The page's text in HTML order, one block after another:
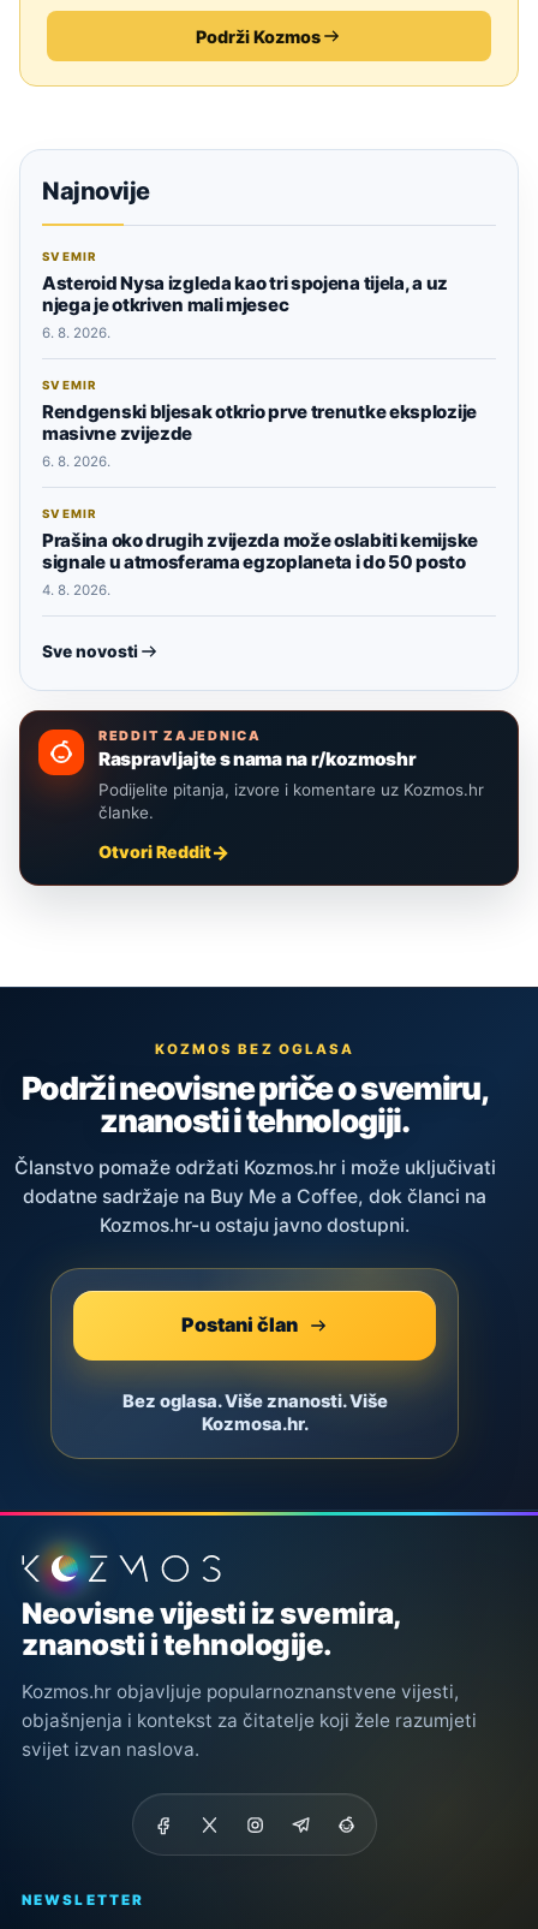
Podrži Kozmos
Najnovije
SVEMIR
Asteroid Nysa izgleda kao tri spojena tijela, a uz
njega je otkriven mali mjesec
6. 8. 2026.
SVEMIR
Rendgenski bljesak otkrio prve trenutke eksplozije
masivne zvijezde
6. 8. 2026.
SVEMIR
Prašina oko drugih zvijezda može oslabiti kemijske
signale u atmosferama egzoplaneta i do 50 posto
4. 8. 2026.
Sve novosti
REDDIT ZAJEDNICA
Raspravljajte s nama na r/kozmoshr
Podijelite pitanja, izvore i komentare uz Kozmos.hr
članke.
Otvori Reddit
KOZMOS BEZ OGLASA
Podrži neovisne priče o svemiru,
znanosti i tehnologiji.
Članstvo pomaže održati Kozmos.hr i može uključivati
dodatne sadržaje na Buy Me a Coffee, dok članci na
Kozmos.hr-u ostaju javno dostupni.
Postani član
Bez oglasa. Više znanosti. Više
Kozmosa.hr.
Podnožje stranice
Neovisne vijesti iz svemira,
znanosti i tehnologije.
Kozmos.hr objavljuje popularnoznanstvene vijesti,
objašnjenja i kontekst za čitatelje koji žele razumjeti
svijet izvan naslova.
NEWSLETTER